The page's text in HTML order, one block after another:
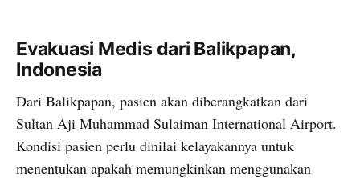
Evakuasi Medis dari Balikpapan,
Indonesia
Dari Balikpapan, pasien akan diberangkatkan dari
Sultan Aji Muhammad Sulaiman International Airport.
Kondisi pasien perlu dinilai kelayakannya untuk
menentukan apakah memungkinkan menggunakan